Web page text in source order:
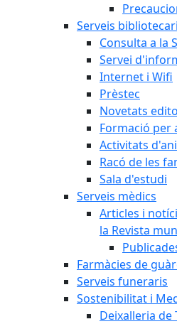
Serveis
Consulta a la
Servei
Internet i Wifi
Prèstec
Novetats
Formació per
Activitats
Racó de les
Sala d'estudi
Serveis mèdics
Articles i
la Revista
Farmàcies de
Serveis funeraris
Sostenibilitat i
Deixalleria